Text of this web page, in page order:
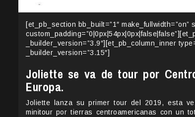
[et_pb_section bb_built=”1″ make_fullwidth=”on”
_builder_version=”3.9″][et_pb_column_inner
_builder_version=”3.15″]
Joliette se va de tour por
Europa.
Joliette lanza su primer tour del 2019, esta
minitour por tierras centroamericanas con un